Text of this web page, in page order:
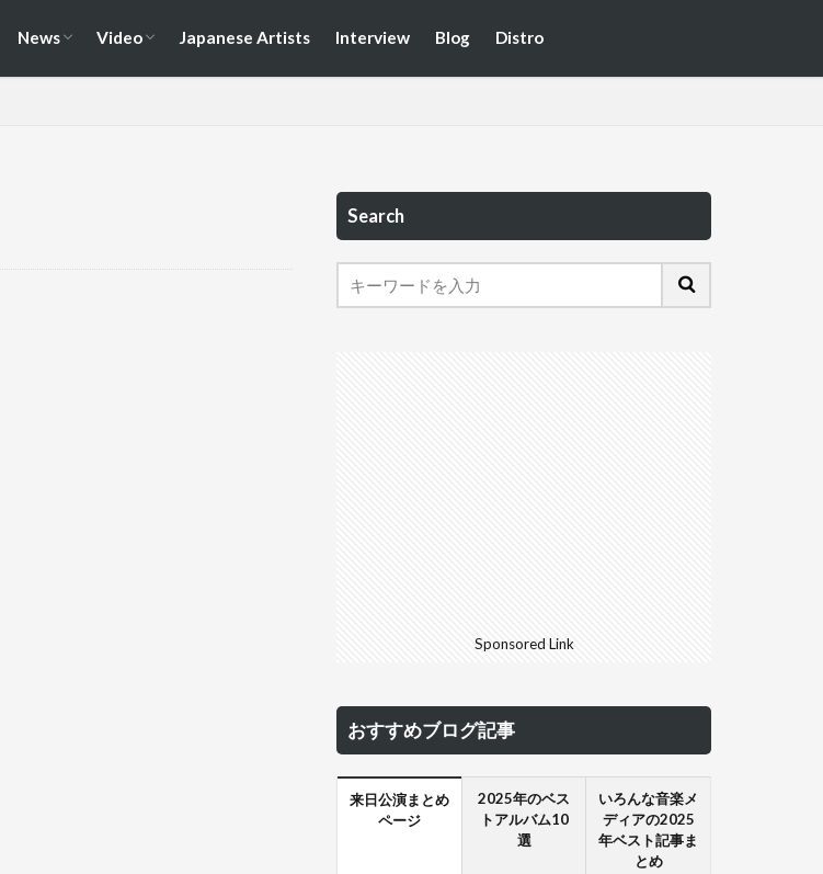
News Video Japanese Artists Interview Blog Distro
Search
Sponsored Link
おすすめブログ記事
来日公演まとめ
ページ
2025年のベス
トアルバム10
選
いろんな音楽メ
ディアの2025
年ベスト記事ま
とめ